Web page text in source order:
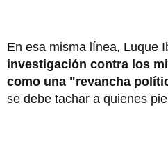
En esa misma línea, Luque
investigación contra los
como una "revancha
se debe tachar a quienes